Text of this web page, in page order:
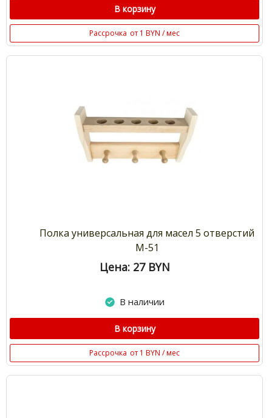
В корзину
Рассрочка от 1 BYN / мес
Полка универсальная для масел 5 отверстий
М-51
Цена: 27 BYN
В наличии
В корзину
Рассрочка от 1 BYN / мес